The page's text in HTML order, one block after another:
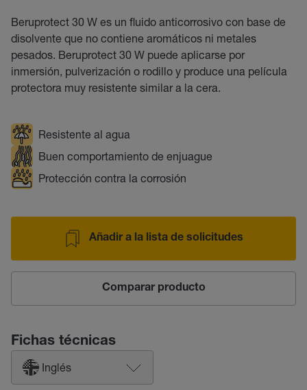
Beruprotect 30 W es un fluido anticorrosivo con base de
disolvente que no contiene aromáticos ni metales
pesados. Beruprotect 30 W puede aplicarse por
inmersión, pulverización o rodillo y produce una película
protectora muy resistente similar a la cera.
Resistente al agua
Buen comportamiento de enjuague
Protección contra la corrosión
Añadir a la lista de solicitudes
Comparar producto
Fichas técnicas
Inglés